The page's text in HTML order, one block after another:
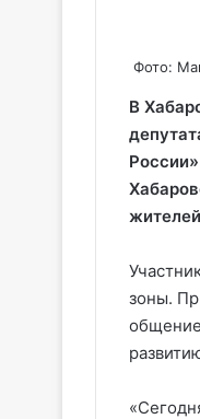
Фото:
В
зоны.